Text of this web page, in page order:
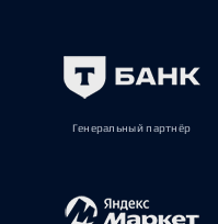
Генеральный партнёр